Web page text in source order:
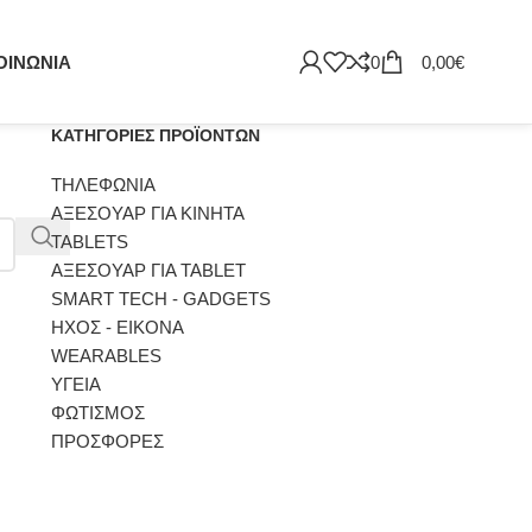
0 0,00€
ΚΑΤΗΓΟΡΊΕΣ ΠΡΟΪΌΝΤΩΝ
ΤΗΛΕΦΩΝΙΑ
ΑΞΕΣΟΥΑΡ ΓΙΑ ΚΙΝΗΤΑ
TABLETS
ΑΞΕΣΟΥΑΡ ΓΙΑ TABLET
SMART TECH - GADGETS
ΗΧΟΣ - ΕΙΚΟΝΑ
WEARABLES
ΥΓΕΙΑ
ΦΩΤΙΣΜΟΣ
ΠΡΟΣΦΟΡΕΣ